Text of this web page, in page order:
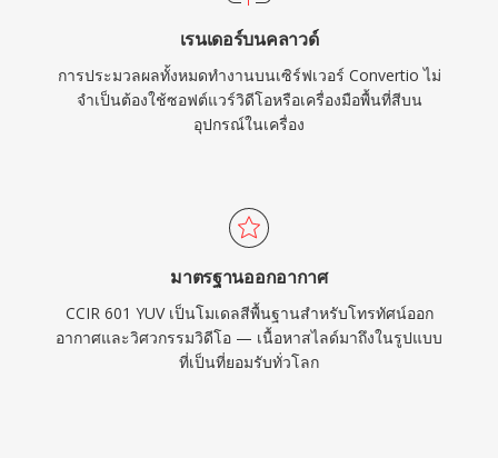
เรนเดอร์บนคลาวด์
การประมวลผลทั้งหมดทำงานบนเซิร์ฟเวอร์ Convertio ไม่
จำเป็นต้องใช้ซอฟต์แวร์วิดีโอหรือเครื่องมือพื้นที่สีบน
อุปกรณ์ในเครื่อง
มาตรฐานออกอากาศ
CCIR 601 YUV เป็นโมเดลสีพื้นฐานสำหรับโทรทัศน์ออก
อากาศและวิศวกรรมวิดีโอ — เนื้อหาสไลด์มาถึงในรูปแบบ
ที่เป็นที่ยอมรับทั่วโลก